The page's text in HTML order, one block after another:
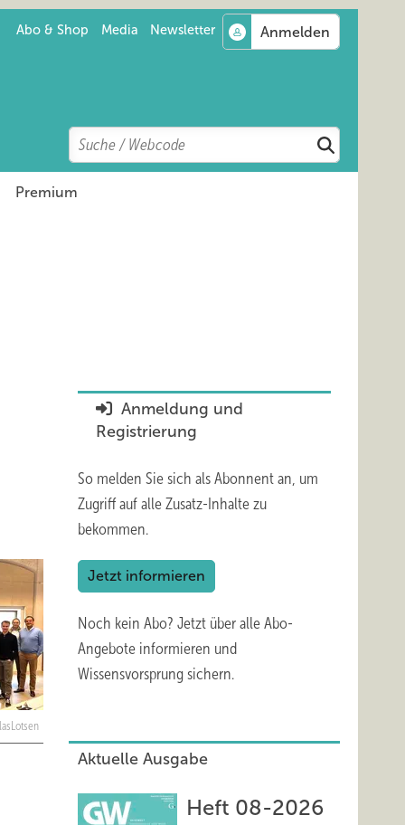
Abo & Shop Media Newsletter
Search
Suchen
Premium
Anmeldung und
Registrierung
So melden Sie sich als Abonnent an, um
Zugriff auf alle Zusatz-Inhalte zu
bekommen.
Jetzt informieren
Noch kein Abo? Jetzt über alle Abo-
Angebote informieren und
Wissensvorsprung sichern.
Aktuelle Ausgabe
Heft 08-2026